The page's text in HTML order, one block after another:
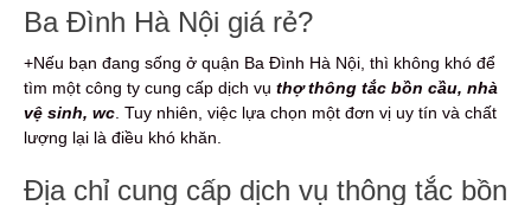
Ba Đình Hà Nội giá rẻ?
+Nếu bạn đang sống ở quận Ba Đình Hà Nội, thì không khó để
tìm một công ty cung cấp dịch vụ thợ thông tắc bồn cầu, nhà
vệ sinh, wc . Tuy nhiên, việc lựa chọn một đơn vị uy tín và chất
lượng lại là điều khó khăn.
Địa chỉ cung cấp dịch vụ thông tắc bồn